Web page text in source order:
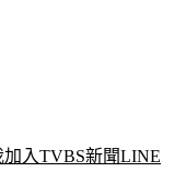
入TVBS新聞LINE